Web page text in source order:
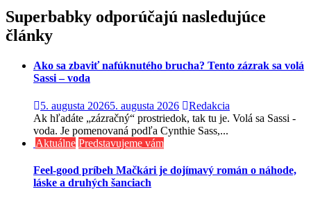
Superbabky odporúčajú nasledujúce
články
Ako sa zbaviť nafúknutého brucha? Tento zázrak sa volá
Sassi – voda
5. augusta 20265. augusta 2026
Redakcia
Ak hľadáte „zázračný“ prostriedok, tak tu je. Volá sa Sassi -
voda. Je pomenovaná podľa Cynthie Sass,...
Aktuálne Predstavujeme vám
Feel-good príbeh Mačkári je dojímavý román o náhode,
láske a druhých šanciach